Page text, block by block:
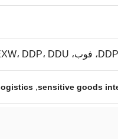
sensitive goods
,